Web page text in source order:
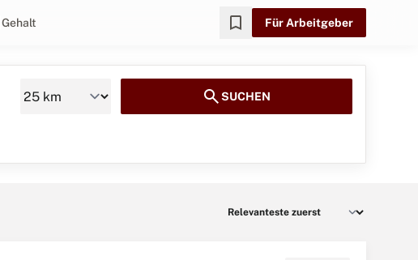
Gehalt bookmark Für Arbeitgeber
searchSUCHEN